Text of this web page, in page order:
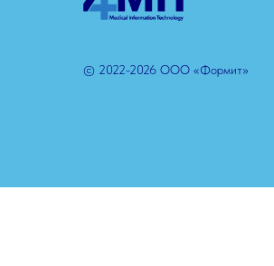
© 2022-2026 ООО «Формит»